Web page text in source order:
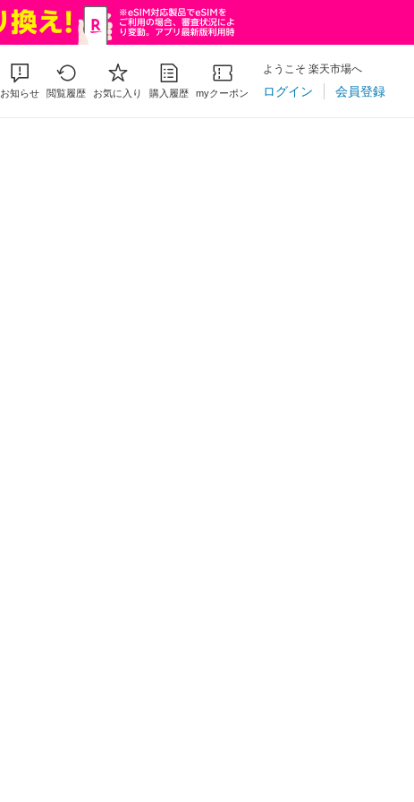
お知らせ 閲覧履歴 お気に入り 購入履歴 myクーポン
ようこそ 楽天市場へ
ログイン 会員登録